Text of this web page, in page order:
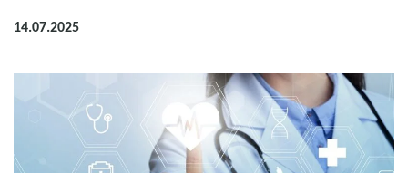
14.07.2025